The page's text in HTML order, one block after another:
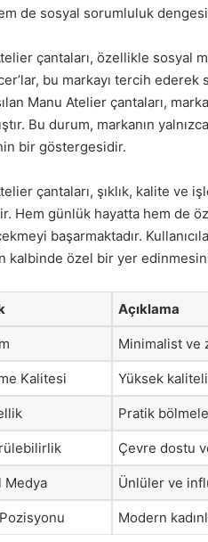
de sosyal sorumluluk
çantaları, özellikle sosyal
bu markayı tercih ederek
Manu Atelier çantaları,
Bu durum, markanın
bir göstergesidir.
çantaları, şıklık, kalite ve
Hem günlük hayatta hem de
başarmaktadır.
kalbinde özel bir yer
Açıklama
Minimalist ve
Kalitesi Yüksek
Pratik
Çevre dostu
Medya Ünlüler ve
Modern